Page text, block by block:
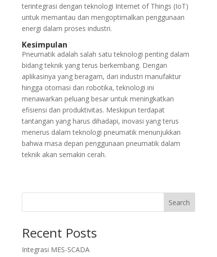
terintegrasi dengan teknologi Internet of Things (IoT)
untuk memantau dan mengoptimalkan penggunaan
energi dalam proses industri.
Kesimpulan
Pneumatik adalah salah satu teknologi penting dalam
bidang teknik yang terus berkembang. Dengan
aplikasinya yang beragam, dari industri manufaktur
hingga otomasi dan robotika, teknologi ini
menawarkan peluang besar untuk meningkatkan
efisiensi dan produktivitas. Meskipun terdapat
tantangan yang harus dihadapi, inovasi yang terus
menerus dalam teknologi pneumatik menunjukkan
bahwa masa depan penggunaan pneumatik dalam
teknik akan semakin cerah.
Search
Recent Posts
Integrasi MES-SCADA